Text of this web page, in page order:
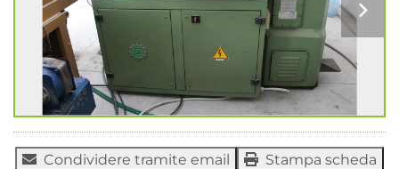
Condividere tramite email
Stampa scheda